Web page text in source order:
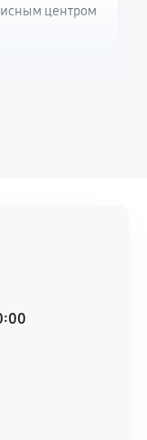
центром
случаем
заявленным